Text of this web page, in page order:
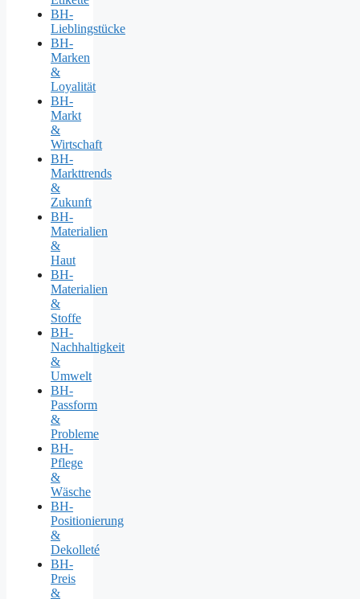
BH-
Lieblingstücke
BH-
Marken
&
Loyalität
BH-
Markt
&
Wirtschaft
BH-
Markttrends
&
Zukunft
BH-
Materialien
&
Haut
BH-
Materialien
&
Stoffe
BH-
Nachhaltigkeit
&
Umwelt
BH-
Passform
&
Probleme
BH-
Pflege
&
Wäsche
BH-
Positionierung
&
Dekolleté
BH-
Preis
&